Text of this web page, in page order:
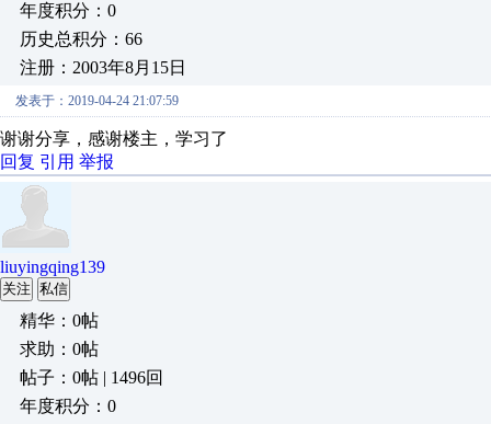
年度积分：0
历史总积分：66
注册：2003年8月15日
发表于：2019-04-24 21:07:59
谢谢分享， 感谢楼主，学习了
回复 引用 举报
liuyingqing139
关注 私信
精华：0帖
求助：0帖
帖子：0帖 | 1496回
年度积分：0